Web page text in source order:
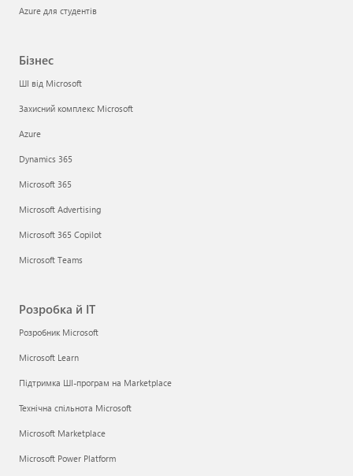
Azure для студентів
Бізнес
ШІ від Microsoft
Захисний комплекс Microsoft
Azure
Dynamics 365
Microsoft 365
Microsoft Advertising
Microsoft 365 Copilot
Microsoft Teams
Розробка й ІТ
Розробник Microsoft
Microsoft Learn
Підтримка ШІ-програм на Marketplace
Технічна спільнота Microsoft
Microsoft Marketplace
Microsoft Power Platform